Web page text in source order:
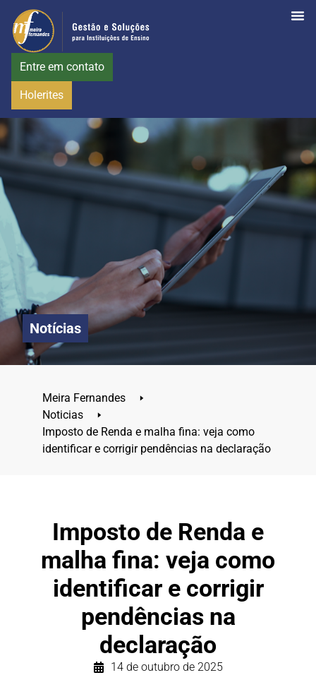
Entre em contato
Holerites
Notícias
Meira Fernandes
🢒
Noticias
🢒
Imposto de Renda e malha fina: veja como
identificar e corrigir pendências na declaração
Imposto de Renda e
malha fina: veja como
identificar e corrigir
pendências na
declaração
14 de outubro de 2025